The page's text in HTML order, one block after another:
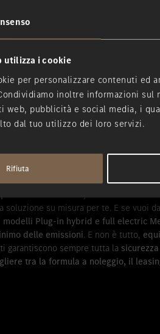
utilizza i cookie
per personalizzare contenuti ed
inoltre informazioni
web, pubblicità e social media, i
dal tuo utilizzo dei loro servizi.
Rifiuta
la sua ampia gamma è in grado di
delle berline, alla versatilità
soluzione su misura per te. E se vuoi
modelli Plug-in hybrid e full electric
delle emissioni. E non è tutto,
ti garantiscono sempre tutta la
tra la formula a noleggio, il